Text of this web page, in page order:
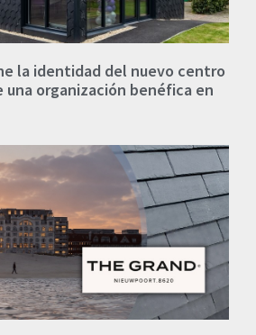
la identidad del nuevo centro
una organización benéfica en